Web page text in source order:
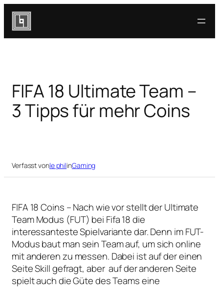
Zum
Inhalt
springen
FIFA 18 Ultimate Team –
3 Tipps für mehr Coins
Verfasst vonle philinGaming
FIFA 18 Coins – Nach wie vor stellt der Ultimate
Team Modus (FUT) bei Fifa 18 die
interessanteste Spielvariante dar. Denn im FUT-
Modus baut man sein Team auf, um sich online
mit anderen zu messen. Dabei ist auf der einen
Seite Skill gefragt, aber auf der anderen Seite
spielt auch die Güte des Teams eine